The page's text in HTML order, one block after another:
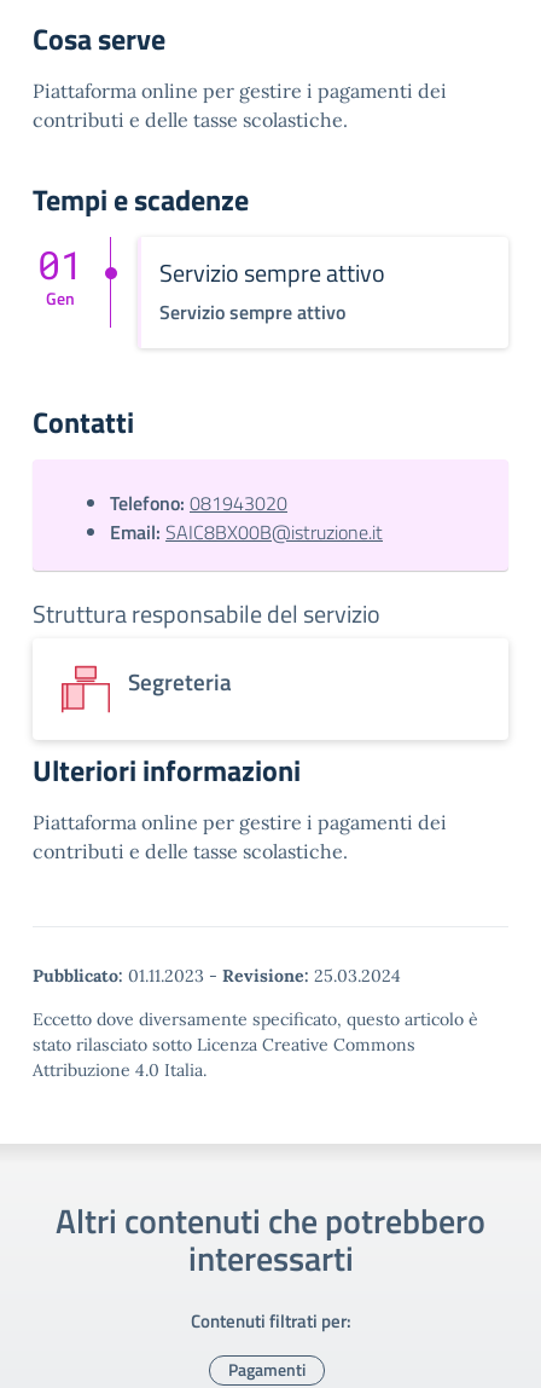
Cosa serve
Piattaforma online per gestire i pagamenti dei
contributi e delle tasse scolastiche.
Tempi e scadenze
Servizio sempre attivo
Servizio sempre attivo
01
Gen
Contatti
Telefono: 081943020
Email: SAIC8BX00B@istruzione.it
Struttura responsabile del servizio
Segreteria
Ulteriori informazioni
Piattaforma online per gestire i pagamenti dei
contributi e delle tasse scolastiche.
Pubblicato: 01.11.2023 - Revisione: 25.03.2024
Eccetto dove diversamente specificato, questo articolo è
stato rilasciato sotto Licenza Creative Commons
Attribuzione 4.0 Italia.
Altri contenuti che potrebbero
interessarti
Contenuti filtrati per:
Pagamenti